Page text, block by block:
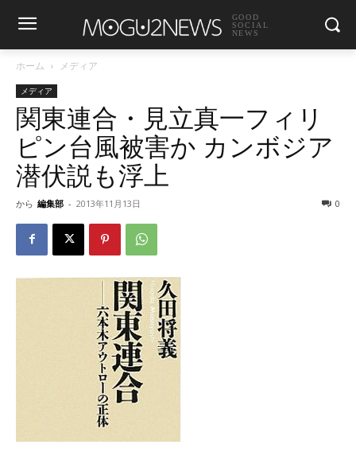
GOOD
SOCIAL
NEWS
ホーム メディア
メディア
関東連合・見立真一フィリ
ピン台風被害か カンボジア
潜伏説も浮上
から 編集部 - 2013年11月13日 0